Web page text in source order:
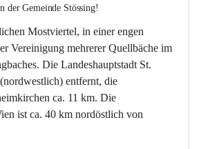
Gemeinde Stössing!
Mostviertel, in einer engen
Vereinigung mehrerer Quellbäche im
Die Landeshauptstadt St.
entfernt, die
ca. 11 km. Die
ist ca. 40 km nordöstlich von